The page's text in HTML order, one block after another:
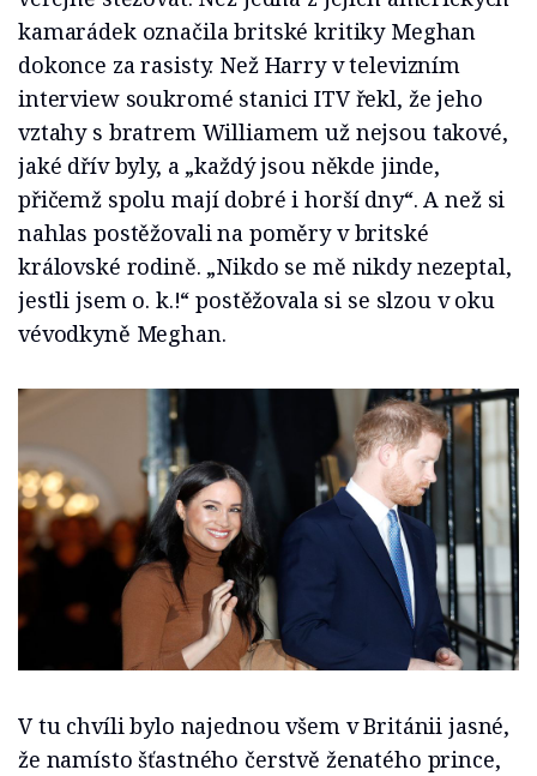
kamarádek označila britské kritiky Meghan
dokonce za rasisty. Než Harry v televizním
interview soukromé stanici ITV řekl, že jeho
vztahy s bratrem Williamem už nejsou takové,
jaké dřív byly, a „každý jsou někde jinde,
přičemž spolu mají dobré i horší dny“. A než si
nahlas postěžovali na poměry v britské
královské rodině. „Nikdo se mě nikdy nezeptal,
jestli jsem o. k.!“ postěžovala si se slzou v oku
vévodkyně Meghan.
V tu chvíli bylo najednou všem v Británii jasné,
že namísto šťastného čerstvě ženatého prince,